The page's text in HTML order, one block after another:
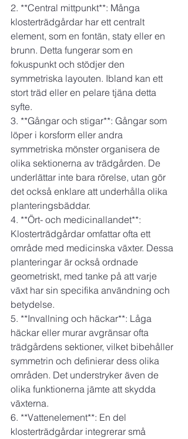
2. **Central mittpunkt**: Många
klosterträdgårdar har ett centralt
element, som en fontän, staty eller en
brunn. Detta fungerar som en
fokuspunkt och stödjer den
symmetriska layouten. Ibland kan ett
stort träd eller en pelare tjäna detta
syfte.
3. **Gångar och stigar**: Gångar som
löper i korsform eller andra
symmetriska mönster organisera de
olika sektionerna av trädgården. De
underlättar inte bara rörelse, utan gör
det också enklare att underhålla olika
planteringsbäddar.
4. **Ört- och medicinallandet**:
Klosterträdgårdar omfattar ofta ett
område med medicinska växter. Dessa
planteringar är också ordnade
geometriskt, med tanke på att varje
växt har sin specifika användning och
betydelse.
5. **Invallning och häckar**: Låga
häckar eller murar avgränsar ofta
trädgårdens sektioner, vilket bibehåller
symmetrin och definierar dess olika
områden. Det understryker även de
olika funktionerna jämte att skydda
växterna.
6. **Vattenelement**: En del
klosterträdgårdar integrerar små